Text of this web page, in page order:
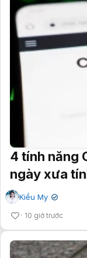
4 tính năng
ngày xưa
Kiều My ✔
10 giờ trước